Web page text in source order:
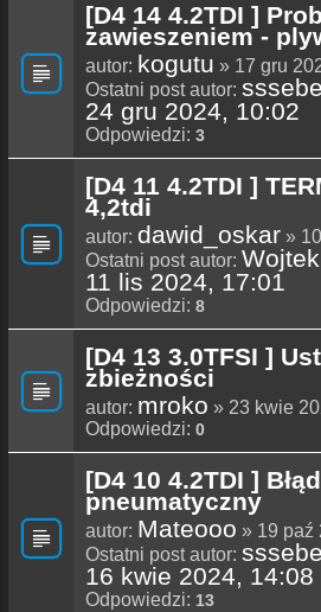
[D4 14 4.2TDI ]
zawieszeniem -
autor: kogutu » 17 gru
Ostatni post autor:
24 gru 2024, 10:02
Odpowiedzi: 3
[D4 11 4.2TDI ]
4,2tdi
autor: dawid_oskar »
Ostatni post autor:
11 lis 2024, 17:01
Odpowiedzi: 8
[D4 13 3.0TFSI ]
zbieżności
autor: mroko » 23 kwie
Odpowiedzi: 0
[D4 10 4.2TDI ]
pneumatyczny
autor: Mateooo » 19 paź
Ostatni post autor:
16 kwie 2024, 14:08
Odpowiedzi: 13